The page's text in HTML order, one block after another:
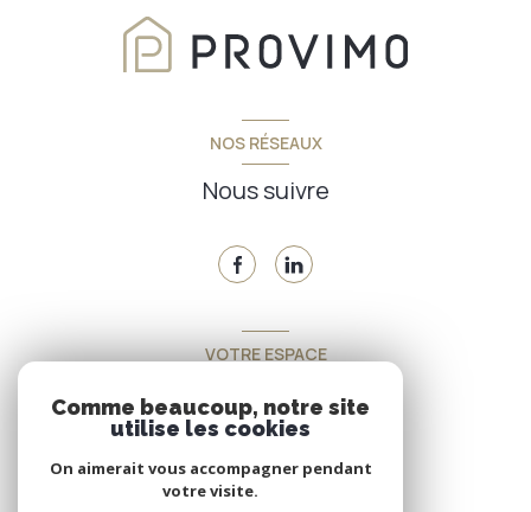
NOS RÉSEAUX
Nous suivre
VOTRE ESPACE
Espace propriétaire
SE CONNECTER
Comme beaucoup, notre site
utilise les cookies
On aimerait vous accompagner pendant
votre visite.